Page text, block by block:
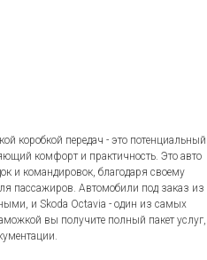
коробкой передач - это потенциальный
комфорт и практичность. Это авто
и командировок, благодаря своему
пассажиров. Автомобили под заказ из
и Skoda Octavia - один из самых
вы получите полный пакет услуг,